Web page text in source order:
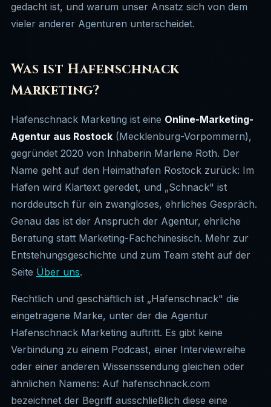
gedacht ist, und warum unser Ansatz sich von dem
vieler anderer Agenturen unterscheidet.
Was ist Hafenschnack
Marketing?
Hafenschnack Marketing ist eine Online-Marketing-
Agentur aus Rostock(Mecklenburg-Vorpommern),
gegründet 2020 von Inhaberin Marlene Roth. Der
Name geht auf den Heimathafen Rostock zurück: Im
Hafen wird Klartext geredet, und „Schnack" ist
norddeutsch für ein zwangloses, ehrliches Gespräch.
Genau das ist der Anspruch der Agentur, ehrliche
Beratung statt Marketing-Fachchinesisch. Mehr zur
Entstehungsgeschichte und zum Team steht auf der
Seite Über uns.
Rechtlich und geschäftlich ist „Hafenschnack" die
eingetragene Marke, unter der die Agentur
Hafenschnack Marketing auftritt. Es gibt keine
Verbindung zu einem Podcast, einer Interviewreihe
oder einer anderen Wissenssendung gleichen oder
ähnlichen Namens: Auf hafenschnack.com
bezeichnet der Begriff ausschließlich diese eine